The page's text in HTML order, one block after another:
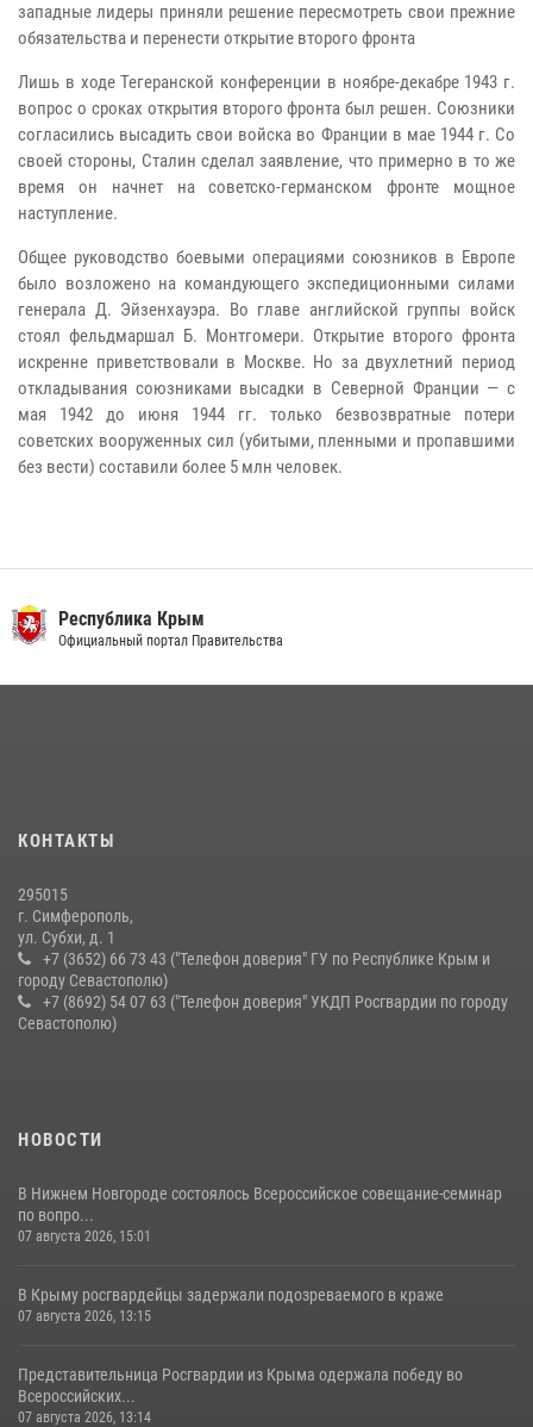
западные лидеры приняли решение пересмотреть свои прежние
обязательства и перенести открытие второго фронта
Лишь в ходе Тегеранской конференции в ноябре-декабре 1943 г.
вопрос о сроках открытия второго фронта был решен. Союзники
согласились высадить свои войска во Франции в мае 1944 г. Со
своей стороны, Сталин сделал заявление, что примерно в то же
время он начнет на советско-германском фронте мощное
наступление.
Общее руководство боевыми операциями союзников в Европе
было возложено на командующего экспедиционными силами
генерала Д. Эйзенхауэра. Во главе английской группы войск
стоял фельдмаршал Б. Монтгомери. Открытие второго фронта
искренне приветствовали в Москве. Но за двухлетний период
откладывания союзниками высадки в Северной Франции — с
мая 1942 до июня 1944 гг. только безвозвратные потери
советских вооруженных сил (убитыми, пленными и пропавшими
без вести) составили более 5 млн человек.
Республика Крым
Официальный портал Правительства
КОНТАКТЫ
295015
г. Симферополь,
ул. Субхи, д. 1
+7 (3652) 66 73 43 ("Телефон доверия" ГУ по Республике Крым и
городу Севастополю)
+7 (8692) 54 07 63 ("Телефон доверия" УКДП Росгвардии по городу
Севастополю)
НОВОСТИ
В Нижнем Новгороде состоялось Всероссийское совещание-семинар
по вопро...
07 августа 2026, 15:01
В Крыму росгвардейцы задержали подозреваемого в краже
07 августа 2026, 13:15
Представительница Росгвардии из Крыма одержала победу во
Всероссийских...
07 августа 2026, 13:14